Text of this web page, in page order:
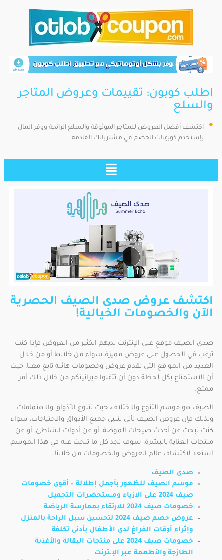
اطلب كوبون: تقييمات وعروض المتاجر
والسلع
اكتشف أفضل العروض للمتاجر الموثوقة والسلع الرائجة ووفر المال
بإستخدم كوبونات الخصم في مشترياتك القادمة
اكتشف عروض صدى الصيف الحصرية
الآن والخصومات الخيالية!
صدى الصيف موقع على الإنترنت لديهم الكثير من العروض فإذا كنت
ترغب في الحصول على عروض مميزة سواء من خلالها أو من خلال
العديد من المواقع التي تقدم عروض وخصومات هائلة تابع معنا، حيث
أن الاستمتاع بكل لحظة دون أن تثقلوا ميزانيتكم من خلال ذلك أمر
ممتع.
الصيف هو موسم التنوع والاختلاف، حيث تتنوع الأذواق والاهتمامات،
ولذلك فإن عروض الصيف تأتي لتلبي جميع الأذواق والاحتياجات، سواء
كنت تبحث عن أحدث صيحات الموضة، أو عن أدوات الشاطئ، أو عن
منتجات العناية بالبشرة، سوف تجد كل ما تبحث عنه في هذا الموسم،
استعد لاكتشاف عالم العروض والخصومات من خلالنا.
صدى الصيف
موسم الصيف للظهور بأجمل إطلالة – أقوى خصومات
صيف 2024 على الازياء ومستحضرات التجميل
خصومات صيف 2024 للارتقاء بممارسة الرياضة
عروض خصم صيف 2024 لتحسين سبل الراحة بالمنزل
وإثراء أوقات الفراغ لدى الأطفال بأدنى تكلفة
خصومات صيف 2024 على منتجات البقالة والأغذية
الطازجة والأطعمة عبر الإنترنت